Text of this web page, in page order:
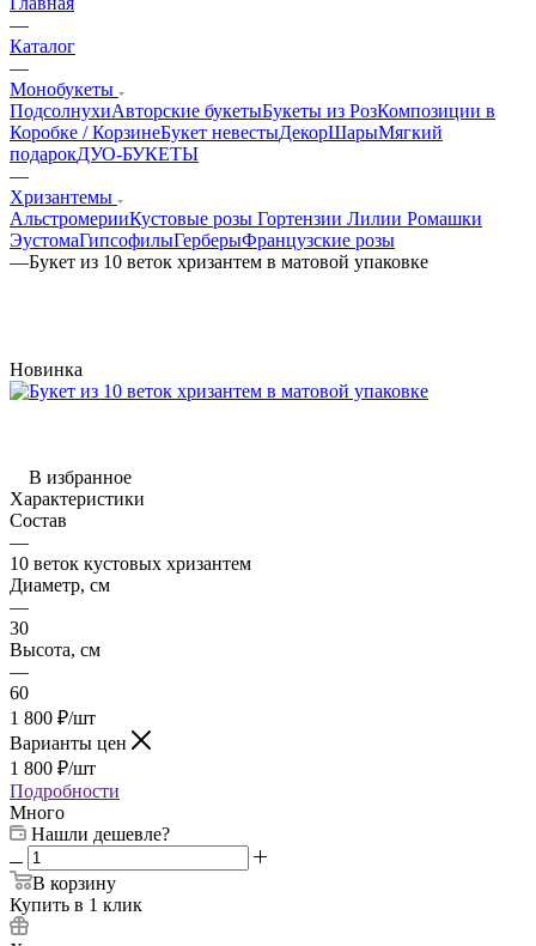
—
Каталог
—
Монобукеты
ПодсолнухиАвторские букетыБукеты из РозКомпозиции в
Коробке / КорзинеБукет невестыДекорШарыМягкий
подарокДУО-БУКЕТЫ
—
Хризантемы
АльстромерииКустовые розы Гортензии Лилии Ромашки
ЭустомаГипсофилыГерберыФранцузские розы
—Букет из 10 веток хризантем в матовой упаковке
Новинка
В избранное
Характеристики
Состав
—
10 веток кустовых хризантем
Диаметр, см
—
30
Высота, см
—
60
1 800 ₽/шт
Варианты цен
1 800 ₽/шт
Подробности
Много
Нашли дешевле?
В корзину
Купить в 1 клик